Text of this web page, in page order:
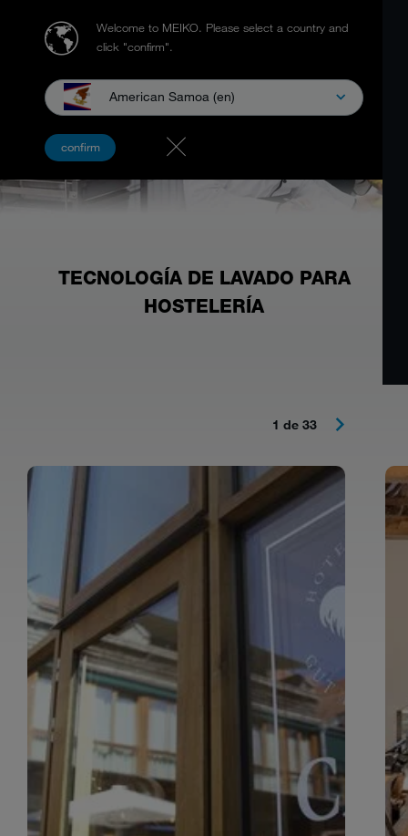
Welcome to MEIKO. Please select a country and
click "confirm".
American Samoa (en)
confirm
TECNOLOGÍA DE LAVADO PARA
HOSTELERÍA
1 de 33